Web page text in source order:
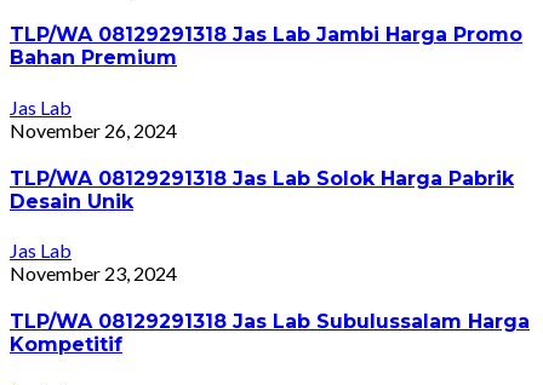
TLP/WA 08129291318 Jas Lab Jambi Harga Promo
Bahan Premium
Jas Lab
November 26, 2024
TLP/WA 08129291318 Jas Lab Solok Harga Pabrik
Desain Unik
Jas Lab
November 23, 2024
TLP/WA 08129291318 Jas Lab Subulussalam Harga
Kompetitif